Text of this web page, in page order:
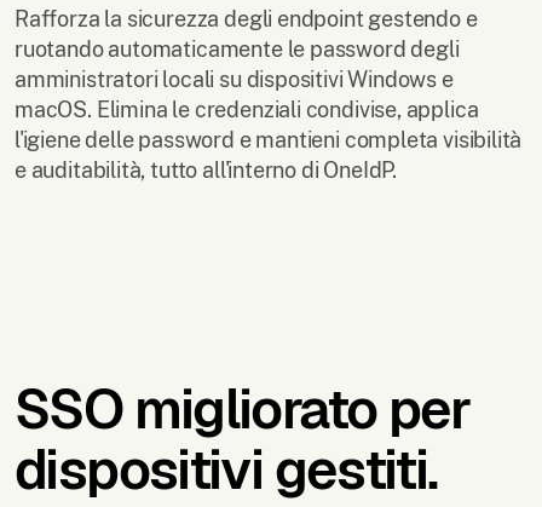
Rafforza la sicurezza degli endpoint gestendo e
ruotando automaticamente le password degli
amministratori locali su dispositivi Windows e
macOS. Elimina le credenziali condivise, applica
l'igiene delle password e mantieni completa visibilità
e auditabilità, tutto all'interno di OneIdP.
SSO migliorato per
dispositivi gestiti.